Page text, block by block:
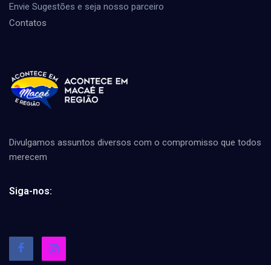
Envie Sugestões e seja nosso parceiro
Contatos
Divulgamos assuntos diversos com o compromisso que todos
merecem
Siga-nos: